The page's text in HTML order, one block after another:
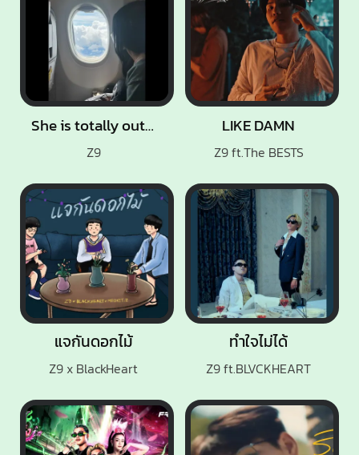
แจกันดอกไม้
Z9 x BlackHeart
LIKE DAMN
Z9 ft.The BESTS
She is totally out of my League (Remix)
Z9
ทำใจไม่ได้
Z9 ft.BLVCKHEART